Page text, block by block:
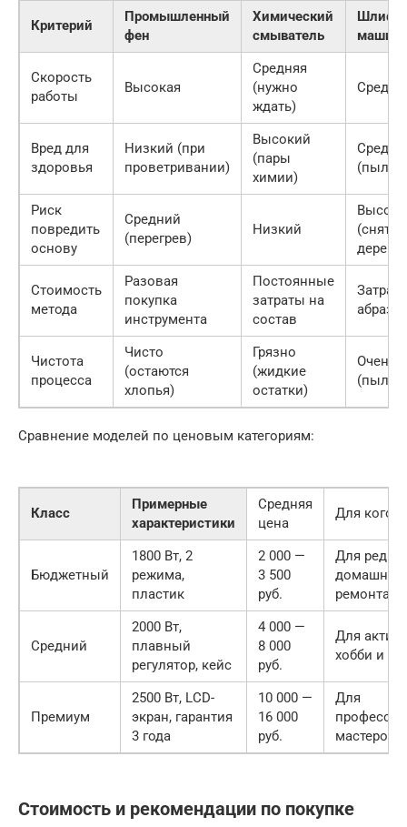
Критерий
Промышленный
фен
Химический
смыватель
машина
Скорость
работы
Высокая
Средняя
(нужно
ждать)
Вред для
здоровья
Низкий (при
проветривании)
Высокий
(пары
химии)
(пыль)
Риск
повредить
основу
Средний
(перегрев)
Низкий
дерева)
Стоимость
метода
Разовая
покупка
инструмента
Постоянные
затраты на
состав
Чистота
процесса
Чисто
(остаются
хлопья)
Грязно
(жидкие
остатки)
Очень
(пыль
Сравнение моделей по ценовым категориям:
Класс
Примерные
характеристики
Средняя
цена
Для кого
Бюджетный
1800 Вт, 2
режима,
пластик
2 000 —
3 500
руб.
Для
ремонта
Средний
2000 Вт,
плавный
регулятор, кейс
4 000 —
8 000
руб.
Для
хобби и
Премиум
2500 Вт, LCD-
экран, гарантия
3 года
10 000 —
16 000
руб.
Для
мастеров
Стоимость и рекомендации по покупке